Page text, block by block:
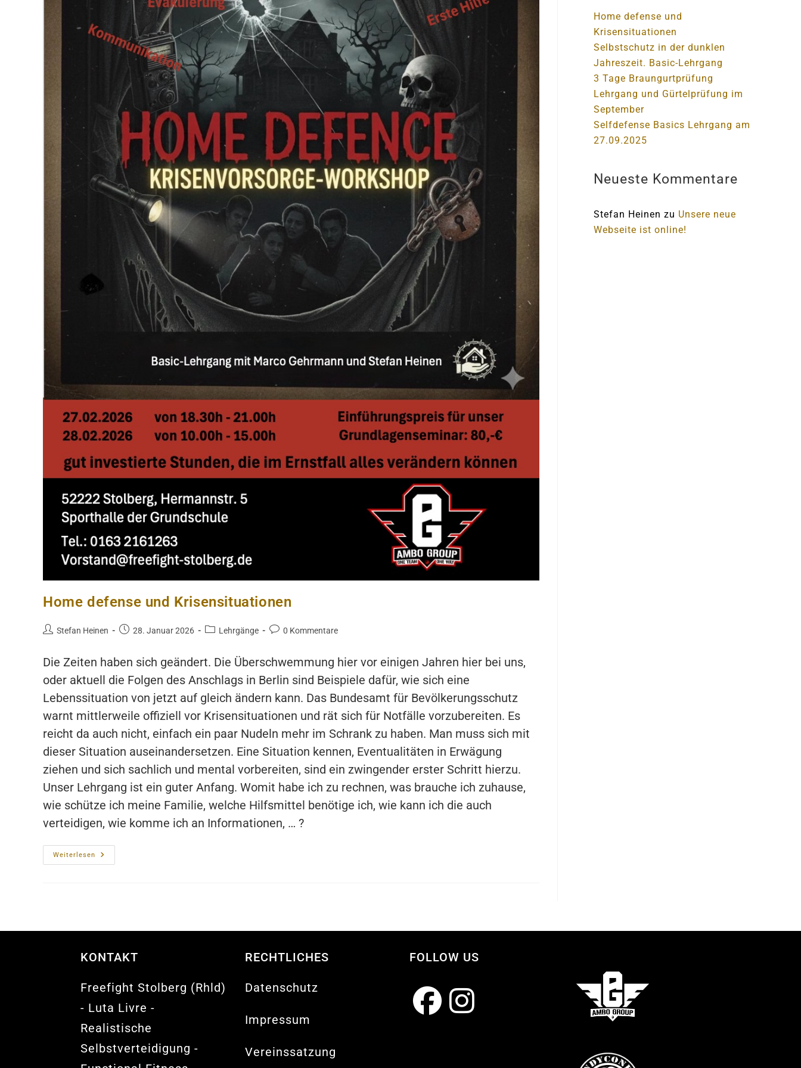
Home defense und Krisensituationen
Beitrags-
Stefan Heinen
Beitrag28. Januar 2026
Beitrags-
Lehrgänge
Beitrags-
0 Kommentare
Die Zeiten haben sich geändert. Die Überschwemmung hier vor einigen Jahren hier bei uns,
oder aktuell die Folgen des Anschlags in Berlin sind Beispiele dafür, wie sich eine
Lebenssituation von jetzt auf gleich ändern kann. Das Bundesamt für Bevölkerungsschutz
warnt mittlerweile offiziell vor Krisensituationen und rät sich für Notfälle vorzubereiten. Es
reicht da auch nicht, einfach ein paar Nudeln mehr im Schrank zu haben. Man muss sich mit
dieser Situation auseinandersetzen. Eine Situation kennen, Eventualitäten in Erwägung
ziehen und sich sachlich und mental vorbereiten, sind ein zwingender erster Schritt hierzu.
Unser Lehrgang ist ein guter Anfang. Womit habe ich zu rechnen, was brauche ich zuhause,
wie schütze ich meine Familie, welche Hilfsmittel benötige ich, wie kann ich die auch
verteidigen, wie komme ich an Informationen, … ?
Weiterlesen
Home
Defense
Home defense und
Krisensituationen
Selbstschutz in der dunklen
Jahreszeit. Basic-Lehrgang
3 Tage Braungurtprüfung
Lehrgang und Gürtelprüfung im
September
Selfdefense Basics Lehrgang am
27.09.2025
Neueste Kommentare
Stefan Heinen zu Unsere neue
Webseite ist online!
KONTAKT
Freefight Stolberg (Rhld)
- Luta Livre -
Realistische
Selbstverteidigung -
RECHTLICHES
Datenschutz
Impressum
Vereinssatzung
FOLLOW US